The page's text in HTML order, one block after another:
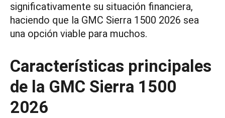
significativamente su situación financiera,
haciendo que la GMC Sierra 1500 2026 sea
una opción viable para muchos.
Características principales
de la GMC Sierra 1500
2026